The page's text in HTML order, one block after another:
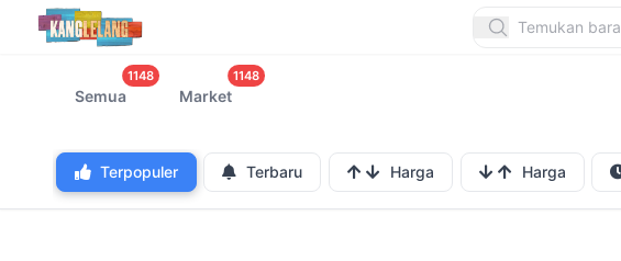
Semua
1148
Market
1148
Terpopuler Terbaru Harga Harga